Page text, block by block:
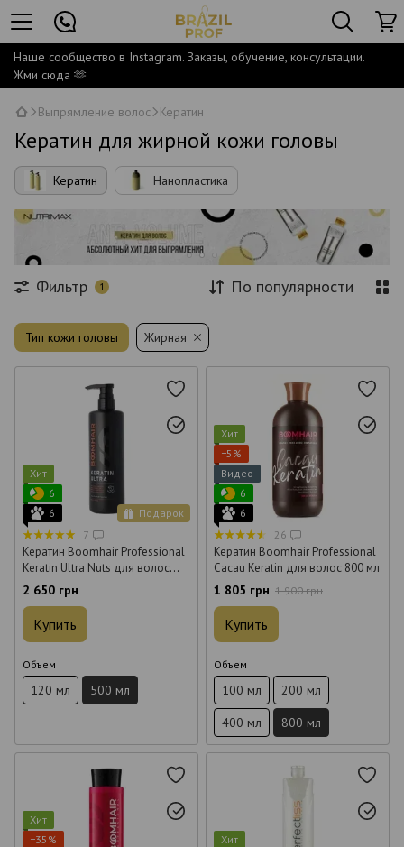
Наше сообщество в Instagram. Заказы, обучение, консультации.
Жми сюда 🫶
Выпрямление волос Кератин
Кератин для жирной кожи головы
Кератин Нанопластика
Фильтр 1 По популярности
Тип кожи головы Жирная
Подарок
Хит
6
6
7
Кератин Boomhair Professional
Keratin Ultra Nuts для волос
500 мл
2 650 грн
Купить
Объем
120 мл 500 мл
Хит
−5%
Видео
6
6
26
Кератин Boomhair Professional
Cacau Keratin для волос 800 мл
1 805 грн 1 900 грн
Купить
Объем
100 мл
200 мл
400 мл
800 мл
Хит
−35%
Хит